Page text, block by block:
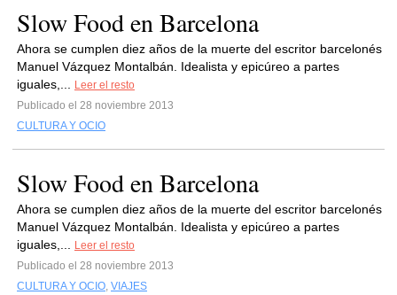
Slow Food en Barcelona
Ahora se cumplen diez años de la muerte del escritor barcelonés
Manuel Vázquez Montalbán. Idealista y epicúreo a partes
iguales,...
Leer el resto
Publicado el 28 noviembre 2013
CULTURA Y OCIO
Slow Food en Barcelona
Ahora se cumplen diez años de la muerte del escritor barcelonés
Manuel Vázquez Montalbán. Idealista y epicúreo a partes
iguales,...
Leer el resto
Publicado el 28 noviembre 2013
CULTURA Y OCIO, VIAJES